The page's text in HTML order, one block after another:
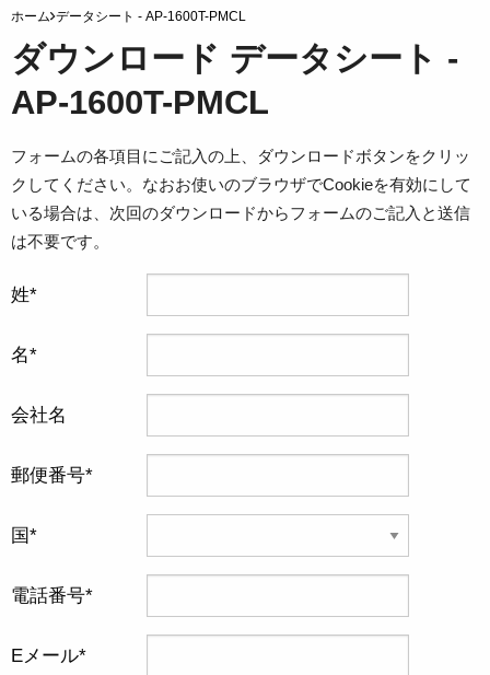
ホーム データシート - AP-1600T-PMCL
ダウンロード データシート -
AP-1600T-PMCL
フォームの各項目にご記入の上、ダウンロードボタンをクリッ
クしてください。なおお使いのブラウザでCookieを有効にして
いる場合は、次回のダウンロードからフォームのご記入と送信
は不要です。
姓
名
会社名
郵便番号
国
電話番号
Eメール